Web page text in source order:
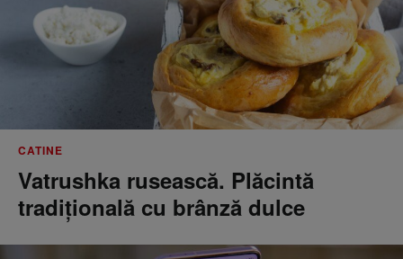
CATINE
Vatrushka rusească. Plăcintă
tradițională cu brânză dulce